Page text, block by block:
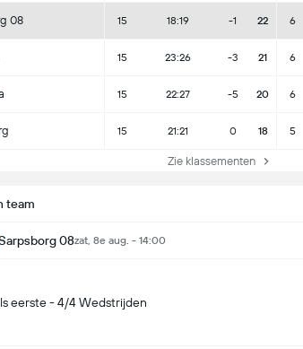
08 15 18:19 -1 22 6
15 23:26 -3 21 6
15 22:27 -5 20 6
15 21:21 0 18 5
Zie klassementen
team
08zat, 8e aug. - 14:00
eerste - 4/4 Wedstrijden